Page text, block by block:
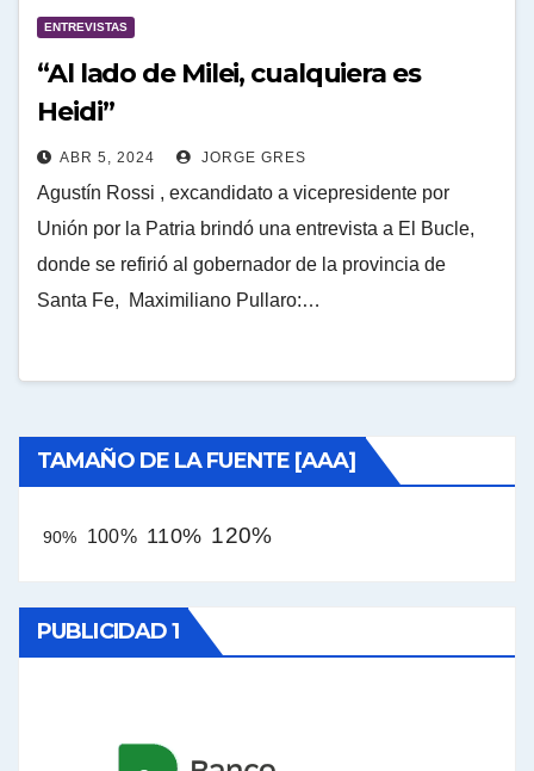
ENTREVISTAS
“Al lado de Milei, cualquiera es
Heidi”
ABR 5, 2024 JORGE GRES
Agustín Rossi , excandidato a vicepresidente por
Unión por la Patria brindó una entrevista a El Bucle,
donde se refirió al gobernador de la provincia de
Santa Fe, Maximiliano Pullaro:…
TAMAÑO DE LA FUENTE [AAA]
90% 100% 110% 120%
PUBLICIDAD 1